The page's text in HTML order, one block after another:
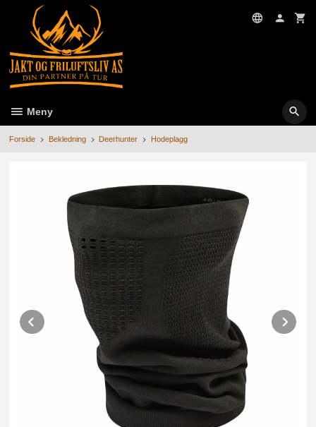
innholdet
Meny
Forside Bekledning Deerhunter Hodeplagg
Prev